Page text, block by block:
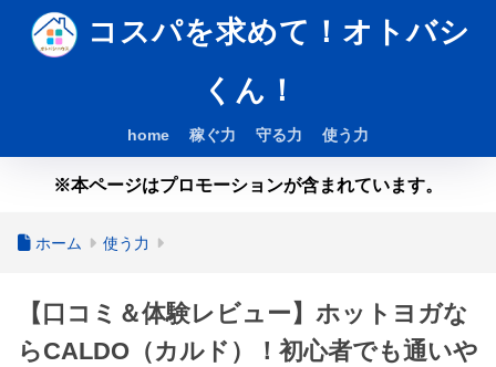
コスパを求めて！オトバシ
くん！
home 稼ぐ力 守る力 使う力
※本ページはプロモーションが含まれています。
ホーム 使う力
【口コミ＆体験レビュー】ホットヨガな
らCALDO（カルド）！初心者でも通いや